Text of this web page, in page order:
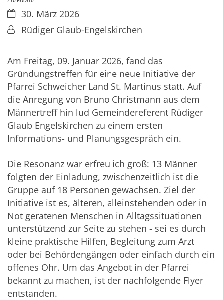
Datum:
30. März 2026
Von:Rüdiger Glaub-Engelskirchen
Am Freitag, 09. Januar 2026, fand das
Gründungstreffen für eine neue Initiative der
Pfarrei Schweicher Land St. Martinus statt. Auf
die Anregung von Bruno Christmann aus dem
Männertreff hin lud Gemeindereferent Rüdiger
Glaub Engelskirchen zu einem ersten
Informations- und Planungsgespräch ein.
Die Resonanz war erfreulich groß: 13 Männer
folgten der Einladung, zwischenzeitlich ist die
Gruppe auf 18 Personen gewachsen. Ziel der
Initiative ist es, älteren, alleinstehenden oder in
Not geratenen Menschen in Alltagssituationen
unterstützend zur Seite zu stehen - sei es durch
kleine praktische Hilfen, Begleitung zum Arzt
oder bei Behördengängen oder einfach durch ein
offenes Ohr. Um das Angebot in der Pfarrei
bekannt zu machen, ist der nachfolgende Flyer
entstanden.